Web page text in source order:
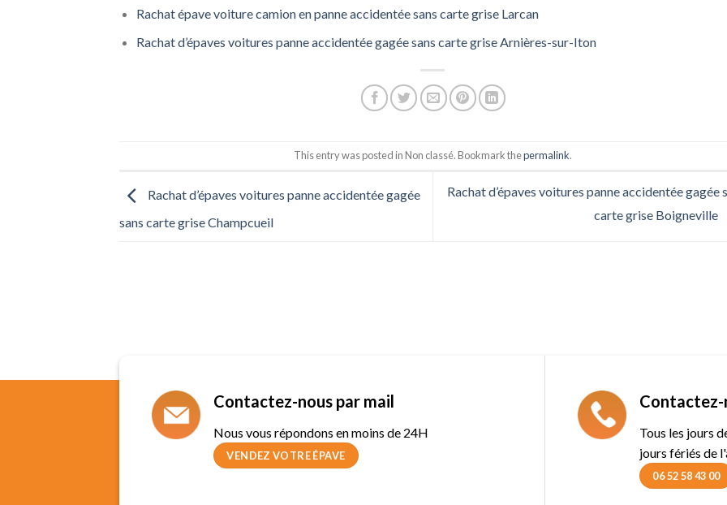
Rachat épave voiture camion en panne accidentée sans carte grise Larcan
Rachat d’épaves voitures panne accidentée gagée sans carte grise Arnières-sur-Iton
This entry was posted in Non classé. Bookmark thepermalink.
Rachat d’épaves voitures panne accidentée gagée
sans carte grise Champcueil
Rachat d’épaves voitures panne accidentée gagée
carte grise Boigneville
Contactez-nous par mail
Nous vous répondons en moins de 24H
VENDEZ VOTRE ÉPAVE
Contactez-
Tous les jours
jours fériés de
06 52 58 43 00